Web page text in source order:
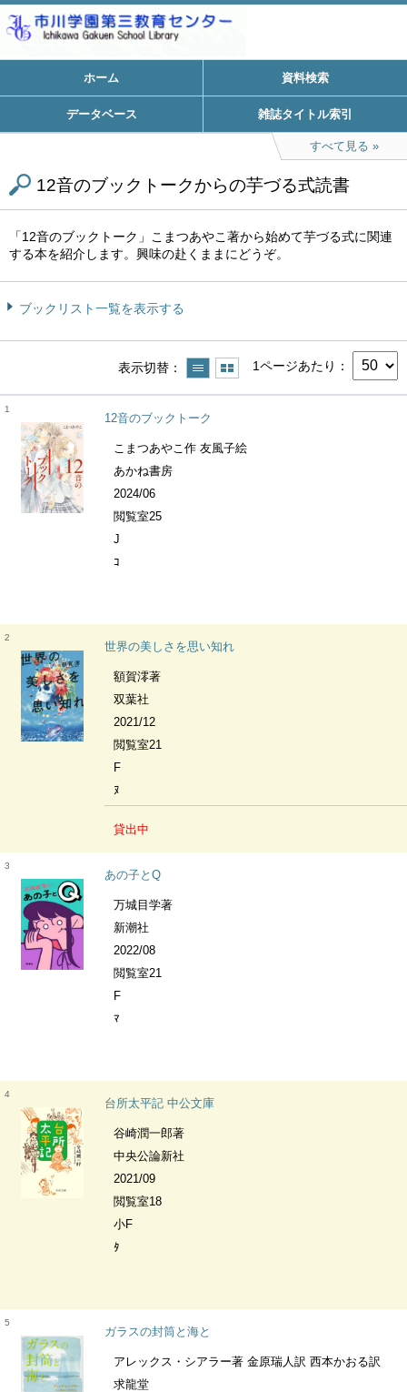
ホーム 資料検索
データベース 雑誌タイトル索引
すべて見る
12音のブックトークからの芋づる式読書
「12音のブックトーク」こまつあやこ著から始めて芋づる式に関連
する本を紹介します。興味の赴くままにどうぞ。
ブックリスト一覧を表示する
表示切替 1ページあたり
1
12音のブックトーク
こまつあやこ作 友風子絵
あかね書房
2024/06
閲覧室25
J
ｺ
2
世界の美しさを思い知れ
額賀澪著
双葉社
2021/12
閲覧室21
F
ﾇ
貸出中
3
あの子とQ
万城目学著
新潮社
2022/08
閲覧室21
F
ﾏ
4
台所太平記 中公文庫
谷崎潤一郎著
中央公論新社
2021/09
閲覧室18
小F
ﾀ
5
ガラスの封筒と海と
アレックス・シアラー著 金原瑞人訳 西本かおる訳
求龍堂